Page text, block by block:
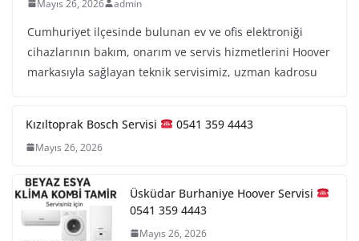
Mayıs 26, 2026 admin
Cumhuriyet ilçesinde bulunan ev ve ofis elektroniği
cihazlarının bakım, onarım ve servis hizmetlerini Hoover
markasıyla sağlayan teknik servisimiz, uzman kadrosu
Kızıltoprak Bosch Servisi 0541 359 4443
Mayıs 26, 2026
Üsküdar Burhaniye Hoover Servisi
0541 359 4443
Mayıs 26, 2026